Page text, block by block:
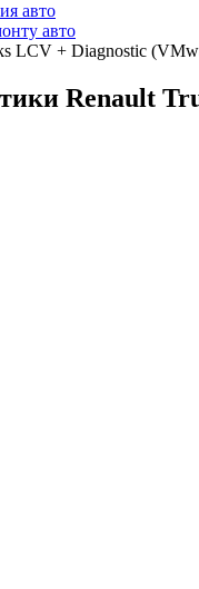
авто
авто
LCV + Diagnostic
Renault